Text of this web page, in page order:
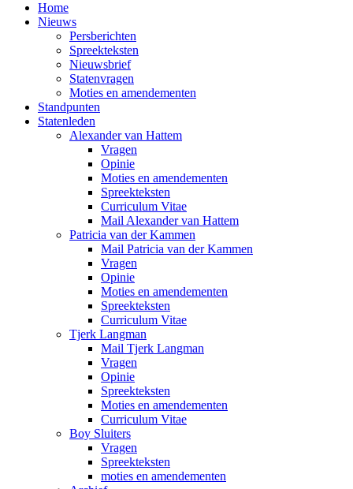
Home
Nieuws
Persberichten
Spreekteksten
Nieuwsbrief
Statenvragen
Moties en amendementen
Standpunten
Statenleden
Alexander van Hattem
Vragen
Opinie
Moties en amendementen
Spreekteksten
Curriculum Vitae
Mail Alexander van Hattem
Patricia van der Kammen
Mail Patricia van der Kammen
Vragen
Opinie
Moties en amendementen
Spreekteksten
Curriculum Vitae
Tjerk Langman
Mail Tjerk Langman
Vragen
Opinie
Spreekteksten
Moties en amendementen
Curriculum Vitae
Boy Sluiters
Vragen
Spreekteksten
moties en amendementen